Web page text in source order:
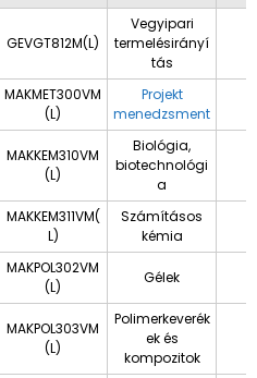
GEVGT812M(L)
Vegyipari
termelésirányí
tás
MAKMET300VM
(L)
Projekt
menedzsment
MAKKEM310VM
(L)
Biológia,
biotechnológi
a
MAKKEM311VM(
L)
Számításos
kémia
MAKPOL302VM
(L)
Gélek
MAKPOL303VM
(L)
Polimerkeverék
ek és
kompozitok